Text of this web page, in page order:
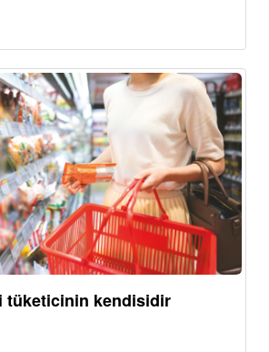
tüketicinin kendisidir